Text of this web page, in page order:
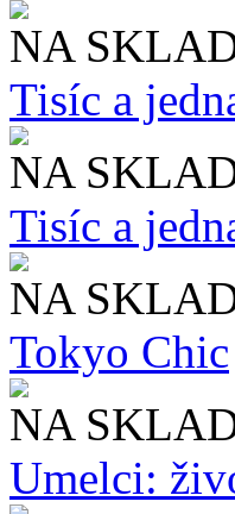
NA
Tisíc a
NA
Tisíc a
NA
Tokyo Chic
NA
Umelci: